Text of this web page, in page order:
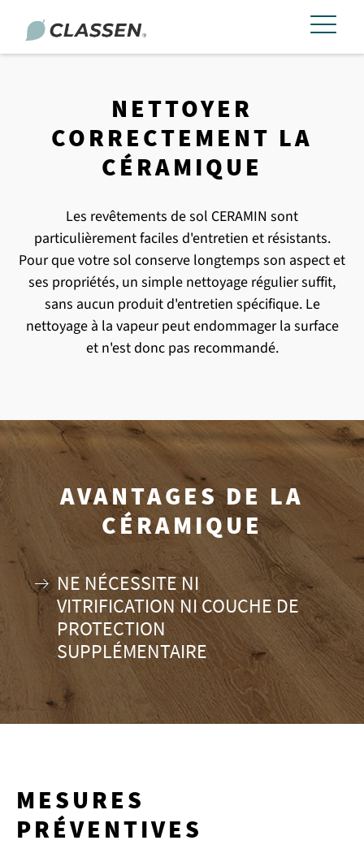
NETTOYER
CORRECTEMENT LA
CÉRAMIQUE
Les revêtements de sol CERAMIN sont
particulièrement faciles d'entretien et résistants.
Pour que votre sol conserve longtemps son aspect et
ses propriétés, un simple nettoyage régulier suffit,
sans aucun produit d'entretien spécifique. Le
nettoyage à la vapeur peut endommager la surface
et n'est donc pas recommandé.
AVANTAGES DE LA
CÉRAMIQUE
NE NÉCESSITE NI
VITRIFICATION NI COUCHE DE
PROTECTION
SUPPLÉMENTAIRE
MESURES
PRÉVENTIVES